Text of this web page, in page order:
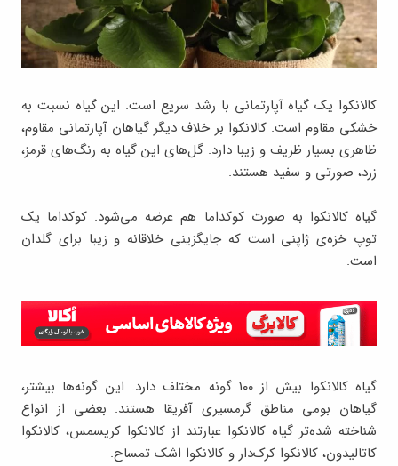
کالانکوا یک گیاه آپارتمانی با رشد سریع است. این گیاه نسبت به
خشکی مقاوم است. کالانکوا بر خلاف دیگر گیاهان آپارتمانی مقاوم،
ظاهری بسیار ظریف و زیبا دارد. گل‌های این گیاه به رنگ‌های قرمز،
زرد، صورتی و سفید هستند.
گیاه کالانکوا به صورت کوکداما هم عرضه می‌شود. کوکداما یک
توپ خزه‌ی ژاپنی است که جایگزینی خلاقانه و زیبا برای گلدان
است.
گیاه کالانکوا بیش از ۱۰۰ گونه مختلف دارد. این گونه‌ها بیشتر،
گیاهان بومی مناطق گرمسیری آفریقا هستند. بعضی از انواع
شناخته شده‌تر گیاه کالانکوا عبارتند از کالانکوا کریسمس، کالانکوا
کاتالیدون، کالانکوا کرک‌دار و کالانکوا اشک تمساح.